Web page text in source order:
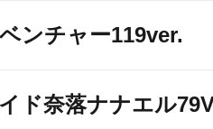
ンチャー119ver.
ド奈落ナナエル